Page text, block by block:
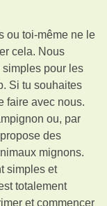
ou toi-même ne le
cela. Nous
pour les
Si tu souhaites
faire avec nous.
ou, par
des
mignons.
simples et
totalement
et commencer